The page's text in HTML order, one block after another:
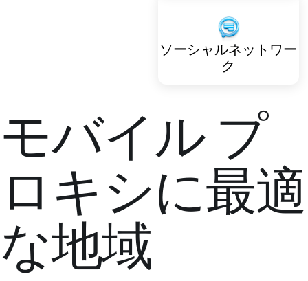
ソーシャルネットワー
ク
モバイル プ
ロキシに最適
な地域